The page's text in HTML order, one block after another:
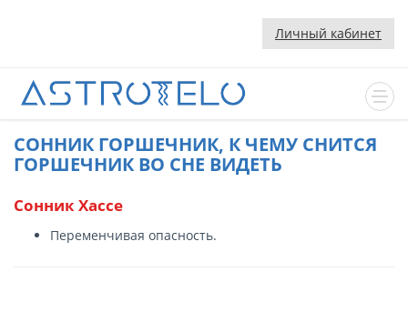
Личный кабинет
CОННИК ГОРШЕЧНИК, К ЧЕМУ СНИТСЯ
ГОРШЕЧНИК ВО СНЕ ВИДЕТЬ
Сонник Хассе
Переменчивая опасность.